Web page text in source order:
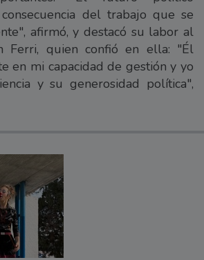
del trabajo que se
afirmó, y destacó su labor al
Ferri, quien confió en ella: "Él
en mi capacidad de gestión y yo
y su generosidad política",